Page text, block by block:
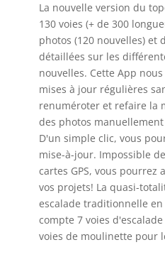
La nouvelle version du
130 voies (+ de 300
photos (120 nouvelles) et
détaillées sur les
nouvelles. Cette App
mises à jour régulières
renuméroter et refaire la
des photos
D'un simple clic, vous
mise-à-jour. Impossible
cartes GPS, vous pourrez
vos projets! La quasi-
escalade traditionnelle
compte 7 voies
voies de moulinette pour